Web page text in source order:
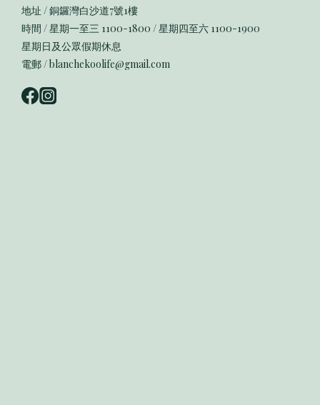
地址 / 銅鑼灣白沙道7號1樓
時間 / 星期一至三 1100-1800 / 星期四至六 1100-1900
星期日及公眾假期休息
電郵 / blanchekoolife@gmail.com